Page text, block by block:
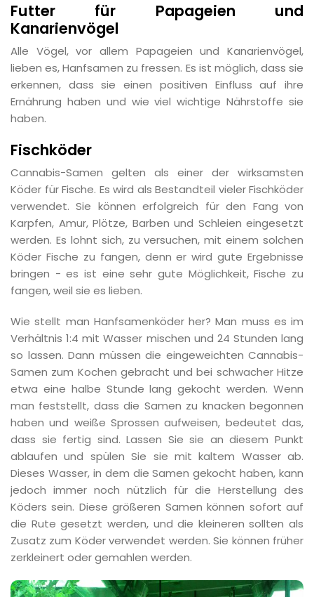
Futter für Papageien und
Kanarienvögel
Alle Vögel, vor allem Papageien und Kanarienvögel,
lieben es, Hanfsamen zu fressen. Es ist möglich, dass sie
erkennen, dass sie einen positiven Einfluss auf ihre
Ernährung haben und wie viel wichtige Nährstoffe sie
haben.
Fischköder
Cannabis-Samen gelten als einer der wirksamsten
Köder für Fische. Es wird als Bestandteil vieler Fischköder
verwendet. Sie können erfolgreich für den Fang von
Karpfen, Amur, Plötze, Barben und Schleien eingesetzt
werden. Es lohnt sich, zu versuchen, mit einem solchen
Köder Fische zu fangen, denn er wird gute Ergebnisse
bringen - es ist eine sehr gute Möglichkeit, Fische zu
fangen, weil sie es lieben.
Wie stellt man Hanfsamenköder her? Man muss es im
Verhältnis 1:4 mit Wasser mischen und 24 Stunden lang
so lassen. Dann müssen die eingeweichten Cannabis-
Samen zum Kochen gebracht und bei schwacher Hitze
etwa eine halbe Stunde lang gekocht werden. Wenn
man feststellt, dass die Samen zu knacken begonnen
haben und weiße Sprossen aufweisen, bedeutet das,
dass sie fertig sind. Lassen Sie sie an diesem Punkt
ablaufen und spülen Sie sie mit kaltem Wasser ab.
Dieses Wasser, in dem die Samen gekocht haben, kann
jedoch immer noch nützlich für die Herstellung des
Köders sein. Diese größeren Samen können sofort auf
die Rute gesetzt werden, und die kleineren sollten als
Zusatz zum Köder verwendet werden. Sie können früher
zerkleinert oder gemahlen werden.